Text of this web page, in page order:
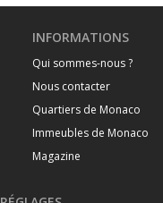
INFORMATIONS
Qui sommes-nous ?
Nous contacter
Quartiers de Monaco
Immeubles de Monaco
Magazine